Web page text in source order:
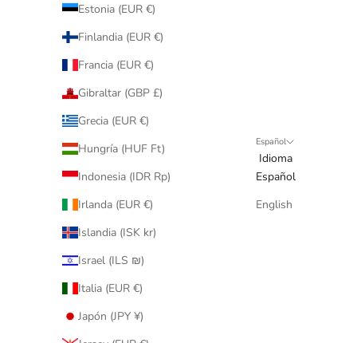
Estonia (EUR €)
Finlandia (EUR €)
Francia (EUR €)
Gibraltar (GBP £)
Grecia (EUR €)
Hungría (HUF Ft)
Indonesia (IDR Rp)
Irlanda (EUR €)
Islandia (ISK kr)
Israel (ILS ₪)
Italia (EUR €)
Japón (JPY ¥)
Español
Idioma
Español
English